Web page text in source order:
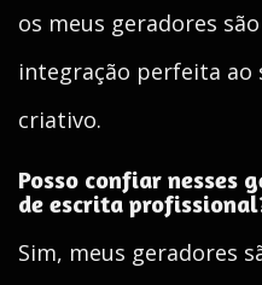
os meus geradores
integração perfeita ao
criativo.
Posso confiar nesses
de escrita
Sim, meus geradores